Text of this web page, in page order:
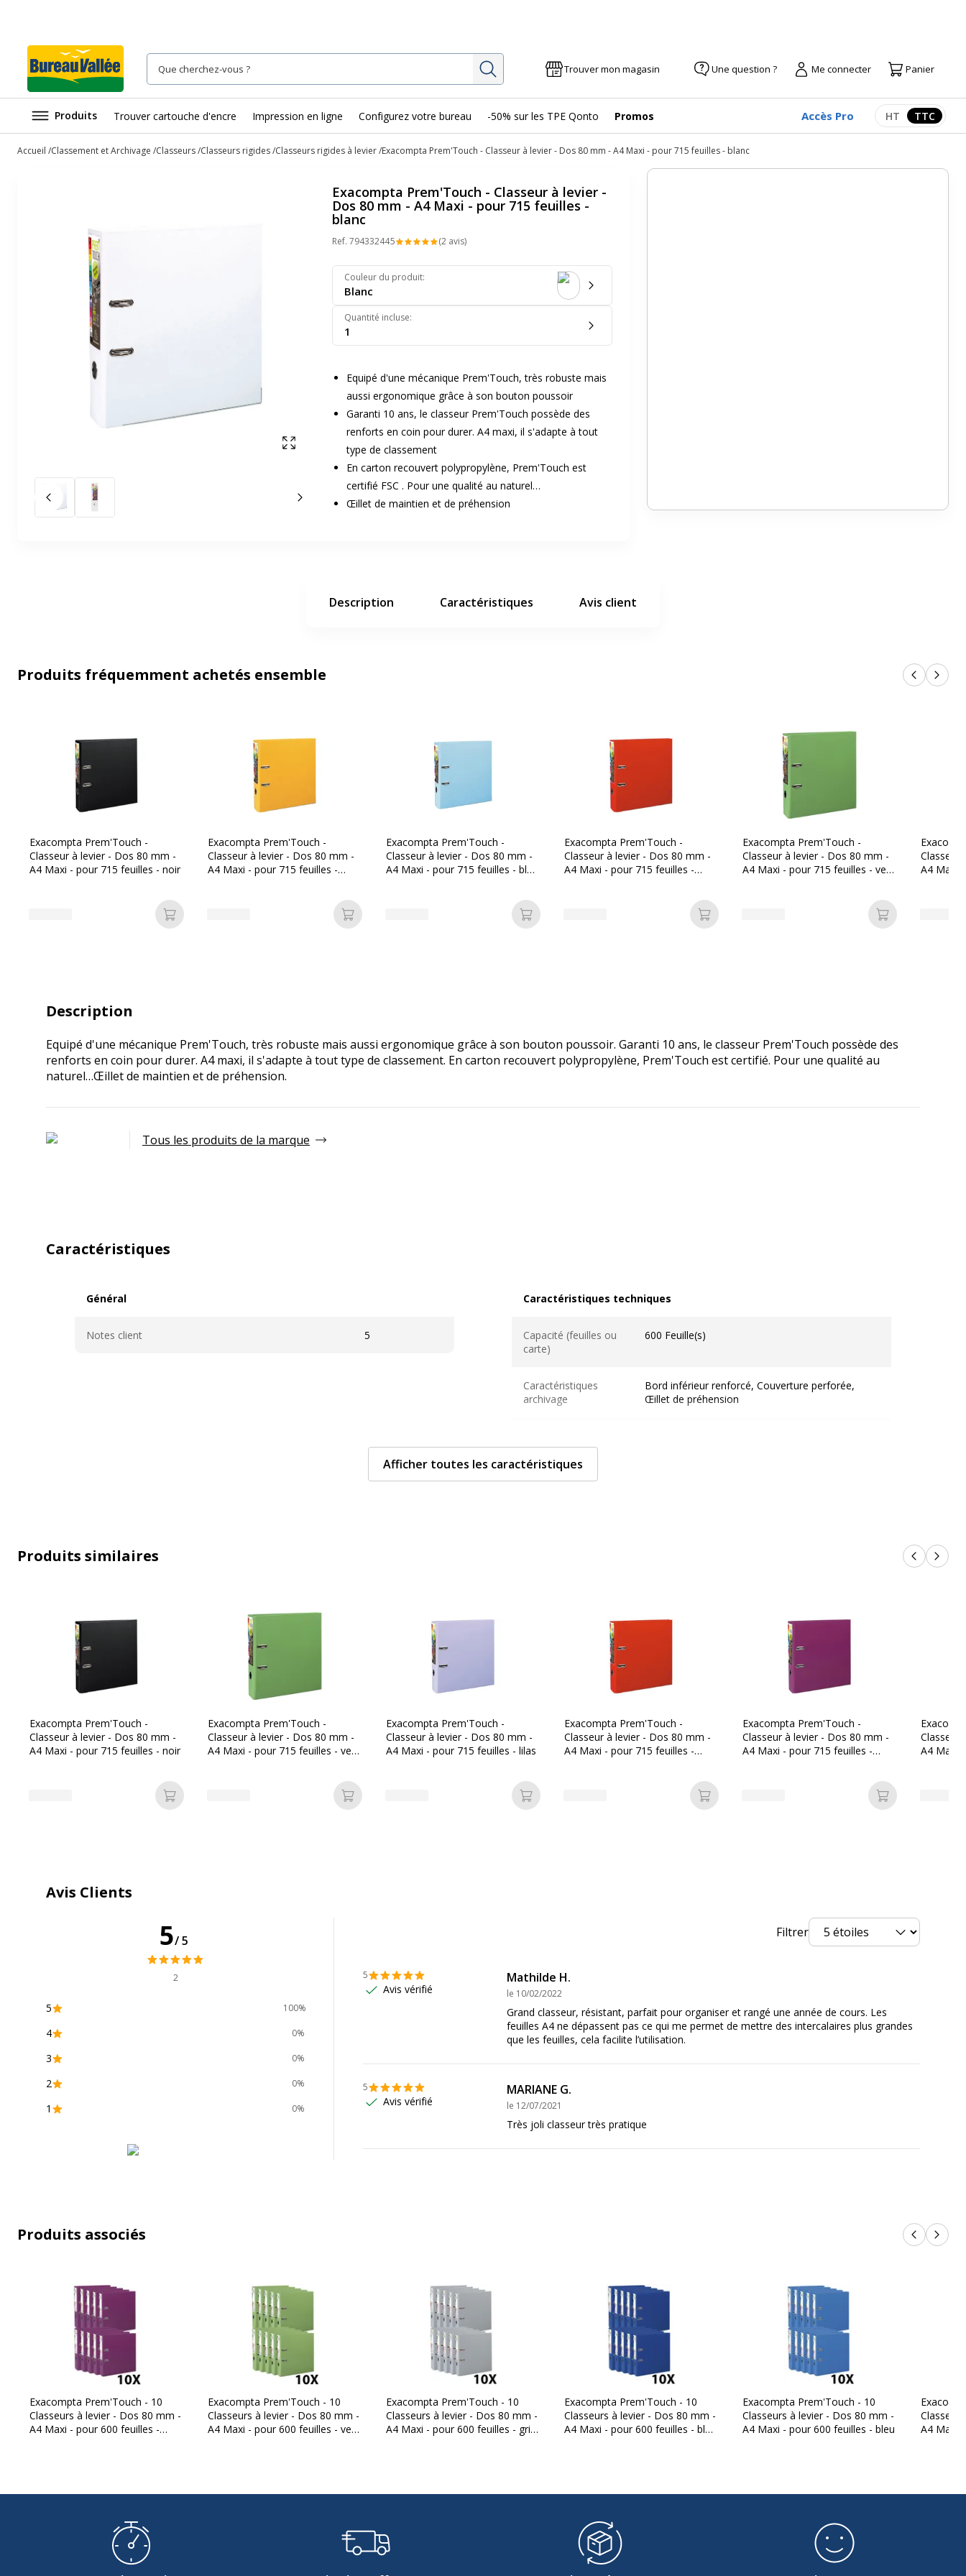
Rechercher Trouver mon magasin Une question ? Me connecter Panier
Produits Trouver cartouche d'encre Impression en ligne Configurez votre bureau -50% sur les TPE Qonto Promos Accès Pro Afficher les
HT TTC
Accueil Classement et Archivage Classeurs Classeurs rigides Classeurs rigides à levier Exacompta Prem'Touch - Classeur à levier - Dos 80 mm - A4 Maxi - pour 715 feuilles - blanc
Afficher en plein écran
Slide précédent Slide suivant
Exacompta Prem'Touch - Classeur à levier -
Dos 80 mm - A4 Maxi - pour 715 feuilles -
blanc
Ref. 794332445 (2 avis)
Couleur du produit:
Blanc
Quantité incluse:
1
Equipé d'une mécanique Prem'Touch, très robuste mais
aussi ergonomique grâce à son bouton poussoir
Garanti 10 ans, le classeur Prem'Touch possède des
renforts en coin pour durer. A4 maxi, il s'adapte à tout
type de classement
En carton recouvert polypropylène, Prem'Touch est
certifié FSC . Pour une qualité au naturel…
Œillet de maintien et de préhension
Description Caractéristiques Avis client
Produits fréquemment achetés ensemble Produits
Exacompta Prem'Touch -
Classeur à levier - Dos 80 mm -
A4 Maxi - pour 715 feuilles - noir
Ajouter au panier
Exacompta Prem'Touch -
Classeur à levier - Dos 80 mm -
A4 Maxi - pour 715 feuilles -
Ajouter au panier
Exacompta Prem'Touch -
Classeur à levier - Dos 80 mm -
A4 Maxi - pour 715 feuilles - bleu
Ajouter au panier
Exacompta Prem'Touch -
Classeur à levier - Dos 80 mm -
A4 Maxi - pour 715 feuilles -
Ajouter au panier
Exacompta Prem'Touch -
Classeur à levier - Dos 80 mm -
A4 Maxi - pour 715 feuilles - vert
Ajouter au
Classeur
A4 Maxi
Description
Equipé d'une mécanique Prem'Touch, très robuste mais aussi ergonomique grâce à son bouton poussoir. Garanti 10 ans, le classeur Prem'Touch possède des
renforts en coin pour durer. A4 maxi, il s'adapte à tout type de classement. En carton recouvert polypropylène, Prem'Touch est certifié. Pour une qualité au
naturel…Œillet de maintien et de préhension.
Tous les produits de la marque
Caractéristiques
Général
Notes client 5
Caractéristiques techniques
Capacité (feuilles ou
carte)
600 Feuille(s)
Caractéristiques
archivage
Bord inférieur renforcé, Couverture perforée,
Œillet de préhension
Détails des
compartiments
Étiquette de dos amovible
Matériau(x) du
Carton recouvert de polypropylène, Carton
Matière
Caractéristiques générales
Blanc, Blanc
Blanc
1
Données d'identification
Données d'identification
Code barre maitre 3130630533481
Référence produit fabricant
Afficher toutes les caractéristiques
Produits similaires Produits
Exacompta Prem'Touch -
Classeur à levier - Dos 80 mm -
A4 Maxi - pour 715 feuilles - noir
Ajouter au panier
Exacompta Prem'Touch -
Classeur à levier - Dos 80 mm -
A4 Maxi - pour 715 feuilles - vert
Ajouter au panier
Exacompta Prem'Touch -
Classeur à levier - Dos 80 mm -
A4 Maxi - pour 715 feuilles - lilas
Ajouter au panier
Exacompta Prem'Touch -
Classeur à levier - Dos 80 mm -
A4 Maxi - pour 715 feuilles -
Ajouter au panier
Exacompta Prem'Touch -
Classeur à levier - Dos 80 mm -
A4 Maxi - pour 715 feuilles -
Ajouter au
Classeur
A4 Maxi
Avis Clients
5/5
2
5 100%
4 0%
3 0%
2 0%
1 0%
Filtrer
5
Avis vérifié
Mathilde H.
le 10/02/2022
Grand classeur, résistant, parfait pour organiser et rangé une année de cours. Les
feuilles A4 ne dépassent pas ce qui me permet de mettre des intercalaires plus grandes
que les feuilles, cela facilite l’utilisation.
5
Avis vérifié
MARIANE G.
le 12/07/2021
Très joli classeur très pratique
Produits associés Produits
Exacompta Prem'Touch - 10
Classeurs à levier - Dos 80 mm -
A4 Maxi - pour 600 feuilles -
Exacompta Prem'Touch - 10
Classeurs à levier - Dos 80 mm -
A4 Maxi - pour 600 feuilles - vert
Exacompta Prem'Touch - 10
Classeurs à levier - Dos 80 mm -
A4 Maxi - pour 600 feuilles - gris
Exacompta Prem'Touch - 10
Classeurs à levier - Dos 80 mm -
A4 Maxi - pour 600 feuilles - bleu
Exacompta Prem'Touch - 10
Classeurs à levier - Dos 80 mm -
A4 Maxi - pour 600 feuilles - bleu
A4 Maxi